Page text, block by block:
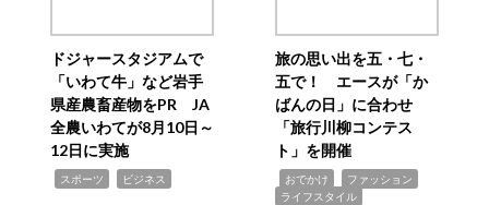
ドジャースタジアムで
「いわて牛」など岩手
県産農畜産物をPR JA
全農いわてが8月10日～
12日に実施
スポーツ ビジネス
旅の思い出を五・七・
五で！ エースが「か
ばんの日」に合わせ
「旅行川柳コンテス
ト」を開催
おでかけ ファッション
ライフスタイル